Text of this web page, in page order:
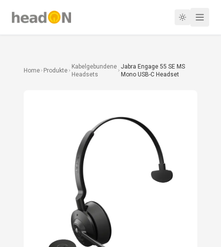
Home Produkte
Kabelgebundene
Headsets
Jabra Engage 55 SE MS
Mono USB-C Headset